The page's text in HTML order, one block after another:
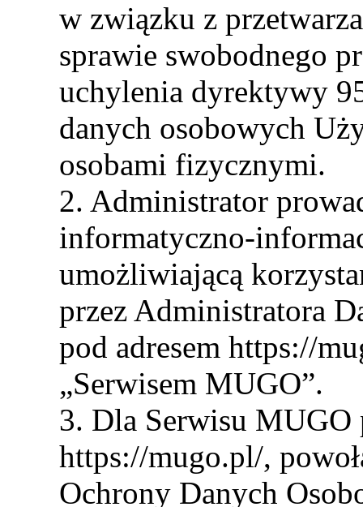
w związku z
sprawie swobodnego
uchylenia dyrektywy
danych osobowych
osobami fizycznymi.
2. Administrator
informatyczno-
umożliwiającą
przez Administratora
pod adresem https://
„Serwisem MUGO”.
3. Dla Serwisu MUGO
https://mugo.pl/,
Ochrony Danych